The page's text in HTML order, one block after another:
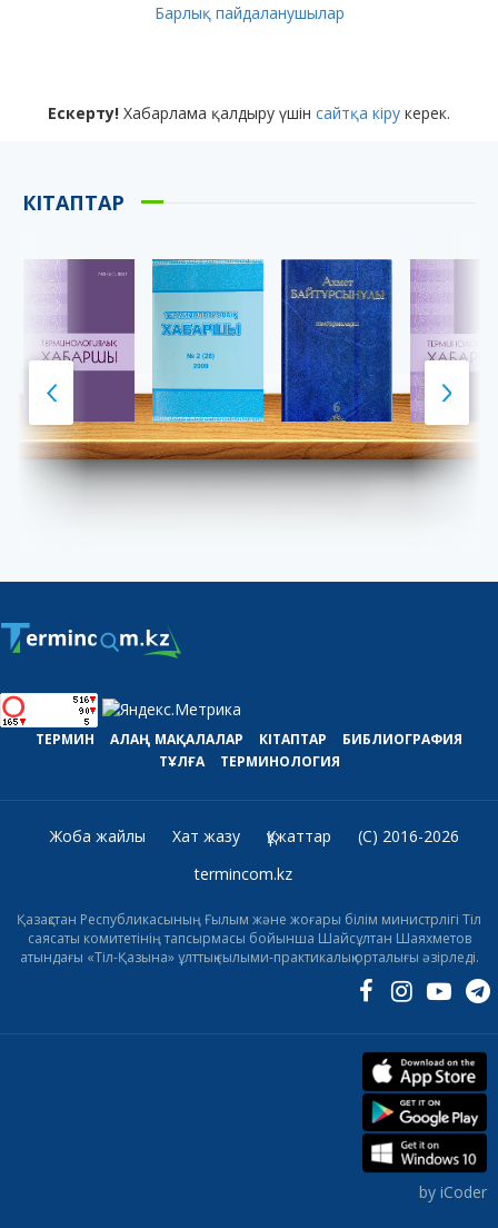
Барлық пайдаланушылар
Ескерту! Хабарлама қалдыру үшін сайтқа кіру керек.
КІТАПТАР
ТЕРМИН АЛАҢ МАҚАЛАЛАР КІТАПТАР
БИБЛИОГРАФИЯ
ТҰЛҒА
ТЕРМИНОЛОГИЯ
Жоба жайлы Хат жазу Құжаттар
(C) 2016-2026
termincom.kz
Қазақстан Республикасының Ғылым және жоғары білім министрлігі Тіл
саясаты комитетінің тапсырмасы бойынша Шайсұлтан Шаяхметов
атындағы «Тіл-Қазына» ұлттық ғылыми-практикалық орталығы әзірледі.
by iCoder